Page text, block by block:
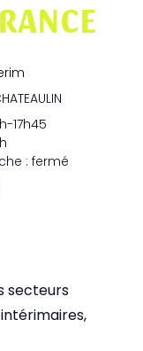
17h45
: fermé
secteurs
intérimaires,